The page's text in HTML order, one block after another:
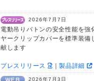
2026年7月7日
電動吊りバトンの安全性能を強
ヤークリップカバーを標準装
献します
プレスリリース ｜製品詳細
2026年7月3日